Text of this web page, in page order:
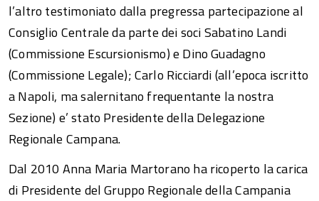
l’altro testimoniato dalla pregressa partecipazione al
Consiglio Centrale da parte dei soci Sabatino Landi
(Commissione Escursionismo) e Dino Guadagno
(Commissione Legale); Carlo Ricciardi (all’epoca iscritto
a Napoli, ma salernitano frequentante la nostra
Sezione) e’ stato Presidente della Delegazione
Regionale Campana.
Dal 2010 Anna Maria Martorano ha ricoperto la carica
di Presidente del Gruppo Regionale della Campania